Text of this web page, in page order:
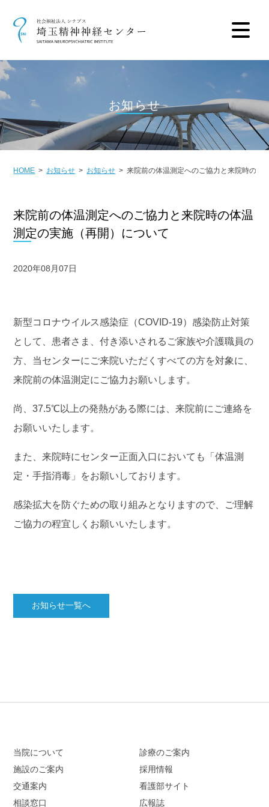
お知らせ
HOME お知らせ お知らせ 来院前の体温測定へのご協力と来院時の体
来院前の体温測定へのご協力と来院時の体温
測定の実施（再開）について
2020年08月07日
新型コロナウイルス感染症（COVID-19）感染防止対策
として、患者さま、付き添いされるご家族や介護職員の
方、当センターにご来院いただくすべての方を対象に、
来院前の体温測定にご協力お願いします。
尚、37.5℃以上の発熱がある際には、来院前にご連絡を
お願いいたします。
また、来院時にセンター正面入口においても「体温測
定・手指消毒」をお願いしております。
感染拡大を防ぐための取り組みとなりますので、ご理解
ご協力の程宜しくお願いいたします。
お知らせ一覧へ
当院について
診療のご案内
施設のご案内
交通案内
相談窓口
採用情報
看護部サイト
広報誌